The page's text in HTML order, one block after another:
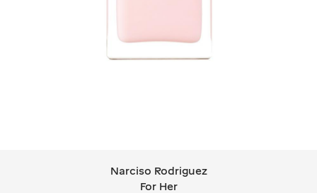
Narciso Rodriguez For Her
Narciso Rodriguez
For Her